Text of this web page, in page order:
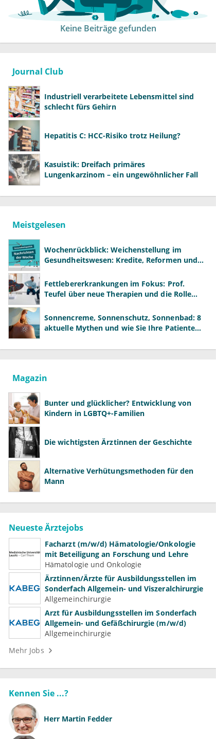
Keine Beiträge gefunden
Journal Club
Industriell verarbeitete Lebensmittel sind
schlecht fürs Gehirn
Hepatitis C: HCC-Risiko trotz Heilung?
Kasuistik: Dreifach primäres
Lungenkarzinom – ein ungewöhnlicher Fall
Meistgelesen
Wochenrückblick: Weichenstellung im
Gesundheitswesen: Kredite, Reformen und
Fettlebererkrankungen im Fokus: Prof.
Teufel über neue Therapien und die Rolle
Sonnencreme, Sonnenschutz, Sonnenbad: 8
aktuelle Mythen und wie Sie Ihre Patienten
Magazin
Bunter und glücklicher? Entwicklung von
Kindern in LGBTQ+-Familien
Die wichtigsten Ärztinnen der Geschichte
Alternative Verhütungsmethoden für den
Mann
Neueste Ärztejobs
Facharzt (m/w/d) Hämatologie/Onkologie
mit Beteiligung an Forschung und Lehre
Hämatologie und Onkologie
Ärztinnen/Ärzte für Ausbildungsstellen im
Sonderfach Allgemein- und Viszeralchirurgie
Allgemeinchirurgie
Arzt für Ausbildungsstellen im Sonderfach
Allgemein- und Gefäßchirurgie (m/w/d)
Allgemeinchirurgie
Mehr Jobs
Kennen Sie ...?
Herr Martin Fedder